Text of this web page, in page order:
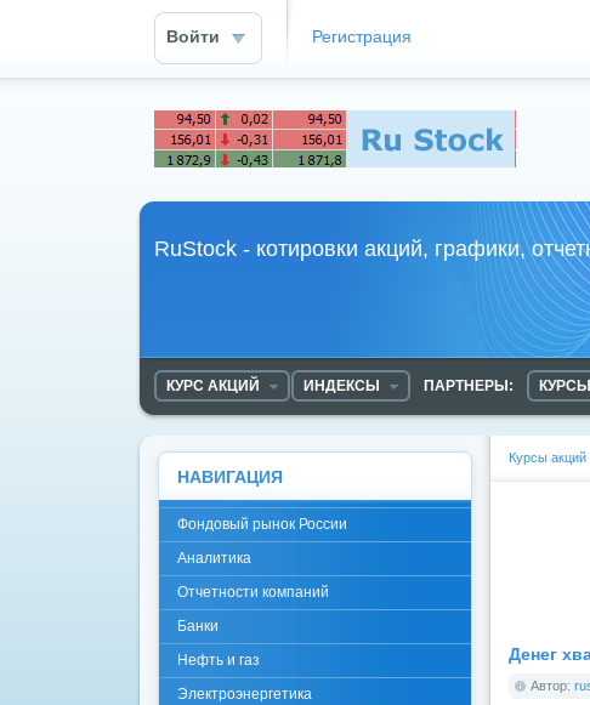
Войти Регистрация
RuStock - котировки акций, графики,
КУРС АКЦИЙ ИНДЕКСЫ ПАРТНЕРЫ:
Курсы акций
Денег
Автор:
НАВИГАЦИЯ
Фондовый рынок России
Аналитика
Отчетности компаний
Банки
Нефть и газ
Электроэнергетика